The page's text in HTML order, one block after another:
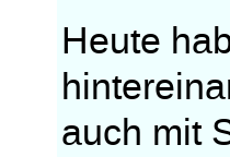
Heute
auch mit